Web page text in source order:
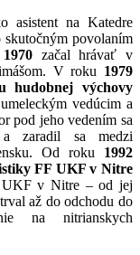
asistent na Katedre
povolaním
1970začal hrávať v
V roku 1979
hudobnej výchovy
vedúcim a
pod jeho vedením sa
zaradil sa medzi
Od roku 1992
FF UKF v Nitre
v Nitre – od jej
až do odchodu do
na nitrianskych